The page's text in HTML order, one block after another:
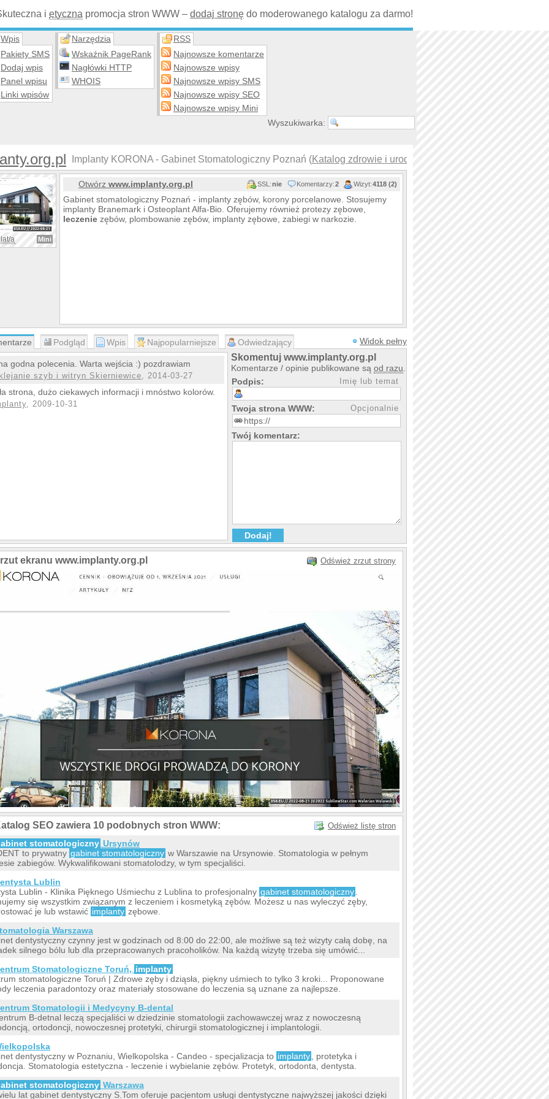
i etyczna promocja stron WWW – dodaj stronę do moderowanego katalogu za darmo!
Wpis
Pakiety SMS
Dodaj wpis
Panel wpisu
Linki wpisów
Narzędzia
Wskaźnik PageRank
Nagłówki HTTP
WHOIS
RSS
Najnowsze komentarze
Najnowsze wpisy
Najnowsze wpisy SMS
Najnowsze wpisy SEO
Najnowsze wpisy Mini
Wyszukiwarka:
Implanty KORONA - Gabinet Stomatologiczny Poznań (Katalog zdrowie i uroda
a Mini
Otwórz www.implanty.org.pl SSL:nie Komentarzy:2 Wizyt:4118 (2)
Gabinet stomatologiczny Poznań - implanty zębów, korony porcelanowe. Stosujemy
implanty Branemark i Osteoplant Alfa-Bio. Oferujemy również protezy zębowe,
leczenie zębów, plombowanie zębów, implanty zębowe, zabiegi w narkozie.
Podgląd Wpis Najpopularniejsze Odwiedzający Widok pełny
godna polecenia. Warta wejścia :) pozdrawiam
szyb i witryn Skierniewice, 2014-03-27
strona, dużo ciekawych informacji i mnóstwo kolorów.
, 2009-10-31
Skomentuj www.implanty.org.pl
Komentarze / opinie publikowane są od razu
Podpis:
Imię lub temat
Twoja strona WWW: Opcjonalnie
Twój komentarz:
ekranu www.implanty.org.pl Odśwież zrzut strony
SEO zawiera 10 podobnych stron WWW: Odśwież listę stron
stomatologiczny Ursynów
to prywatny gabinet stomatologiczny w Warszawie na Ursynowie. Stomatologia w pełnym
zabiegów. Wykwalifikowani stomatolodzy, w tym specjaliści.
Lublin
Lublin - Klinika Pięknego Uśmiechu z Lublina to profesjonalny gabinet stomatologiczny
się wszystkim związanym z leczeniem i kosmetyką zębów. Możesz u nas wyleczyć zęby,
je lub wstawić implanty zębowe.
Warszawa
dentystyczny czynny jest w godzinach od 8:00 do 22:00, ale możliwe są też wizyty całą dobę, na
silnego bólu lub dla przepracowanych pracoholików. Na każdą wizytę trzeba się umówić...
Stomatologiczne Toruń, implanty
stomatologiczne Toruń | Zdrowe zęby i dziąsła, piękny uśmiech to tylko 3 kroki... Proponowane
leczenia paradontozy oraz materiały stosowane do leczenia są uznane za najlepsze.
Stomatologii i Medycyny B-dental
B-detnal leczą specjaliści w dziedzinie stomatologii zachowawczej wraz z nowoczesną
ortodoncji, nowoczesnej protetyki, chirurgii stomatologicznej i implantologii.
dentystyczny w Poznaniu, Wielkopolska - Candeo - specjalizacja to implanty
, protetyka i
Stomatologia estetyczna - leczenie i wybielanie zębów. Protetyk, ortodonta, dentysta.
stomatologiczny Warszawa
lat gabinet dentystyczny S.Tom oferuje pacjentom usługi dentystyczne najwyższej jakości dzięki